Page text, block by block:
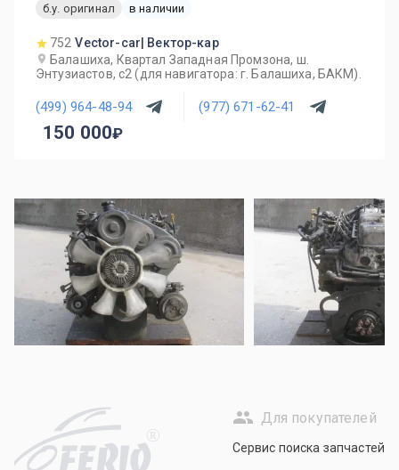
б.у. оригинал в наличии
752 Vector-car| Вектор-кар
Балашиха, Квартал Западная Промзона, ш.
Энтузиастов, с2 (для навигатора: г. Балашиха, БАКМ).
(499) 964-48-94 (977) 671-62-41
150 000
R
Для покупателей
Сервис поиска запчастей